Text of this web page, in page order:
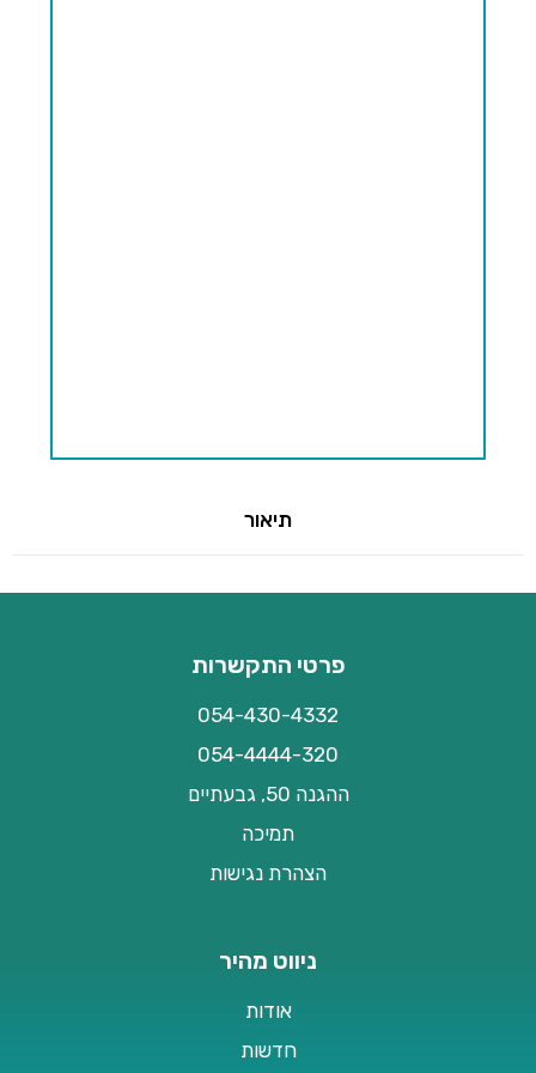
תיאור
פרטי התקשרות
054-430-4332
054-4444-320
ההגנה 50, גבעתיים
תמיכה
הצהרת נגישות
ניווט מהיר
אודות
חדשות